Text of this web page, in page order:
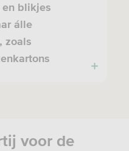
blikjes
álle
zoals
voor de